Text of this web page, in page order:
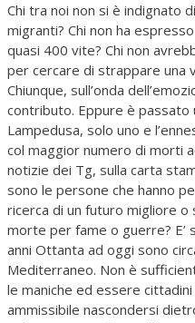
Chi tra noi non si è indignato
migranti? Chi non ha
quasi 400 vite? Chi non
per cercare di strappare una
Chiunque, sull’onda
contributo. Eppure è passato
Lampedusa, solo uno e
col maggior numero di morti
notizie dei Tg, sulla carta
sono le persone che hanno
ricerca di un futuro migliore
morte per fame o guerre?
anni Ottanta ad oggi sono
Mediterraneo. Non è
le maniche ed essere
ammissibile nascondersi